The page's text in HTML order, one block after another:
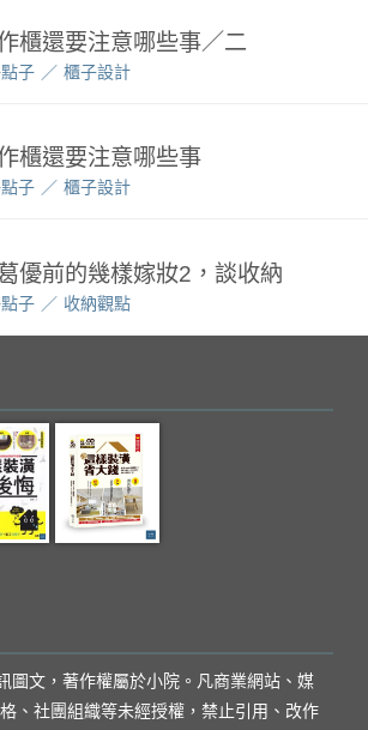
櫃還要注意哪些事／二
子 櫃子設計
櫃還要注意哪些事
子 櫃子設計
優前的幾樣嫁妝2，談收納
子 收納觀點
圖文，著作權屬於小院。凡商業網站、媒
、社團組織等未經授權，禁止引用、改作